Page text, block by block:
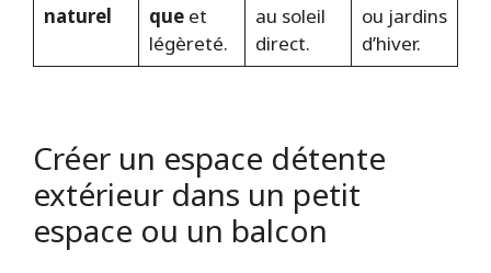
naturel
queet
légèreté.
au soleil
direct.
ou jardins
d’hiver.
Créer un espace détente
extérieur dans un petit
espace ou un balcon